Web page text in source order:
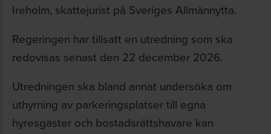
Ireholm, skattejurist på Sveriges Allmännytta.
Regeringen har tillsatt en utredning som ska
redovisas senast den 22 december 2026.
Utredningen ska bland annat undersöka om
uthyrning av parkeringsplatser till egna
hyresgäster och bostadsrättshavare kan